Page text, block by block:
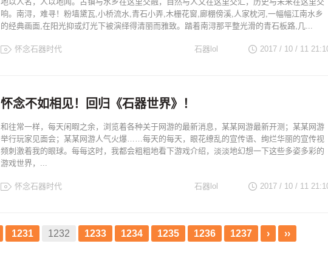
响。南浔，难寻！粉墙黛瓦,小桥流水,青石小弄,木栅花窗,廊棚傍溪,人家枕河,一幅幅江南水乡
的经典画面,在阳光抑或灯光下被演绎得清丽而雅致。踏着南浔那平整光滑的青石板路,几...
怀念石器时代 2017 / 10 / 11
石器lol
怀念不如相见！回归《石器世界》！
和往常一样，每天闲暇之余，浏览着各种关于网游的最新消息，某某网游最新开测；某某网游
举行玩家见面会；某某网游人气火爆……每天的每天，眼花缭乱的宣传语、绚烂华丽的宣传视
频刺激着我的眼球。每每这时，我都会粗粗地看下游戏介绍，淡淡地幻想一下这些多姿多彩的
游戏世界，...
怀念石器时代 2017 / 10 / 11
石器lol
1231 1232 1233 1234 1235 1236 1237 › ››